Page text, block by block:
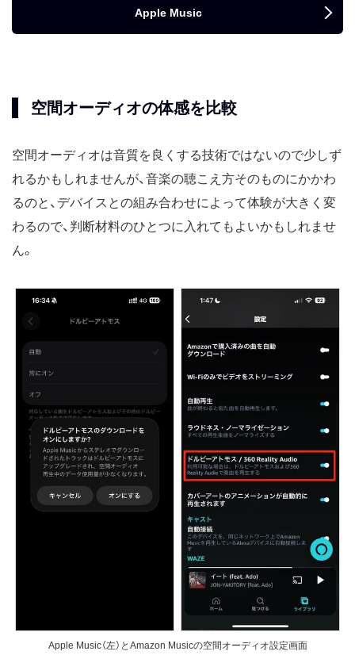
Apple Music
空間オーディオの体感を比較
空間オーディオは音質を良くする技術ではないので少しず
れるかもしれませんが、音楽の聴こえ方そのものにかかわ
るのと、デバイスとの組み合わせによって体験が大きく変
わるので、判断材料のひとつに入れてもよいかもしれませ
ん。
Apple Music（左）とAmazon Musicの空間オーディオ設定画面